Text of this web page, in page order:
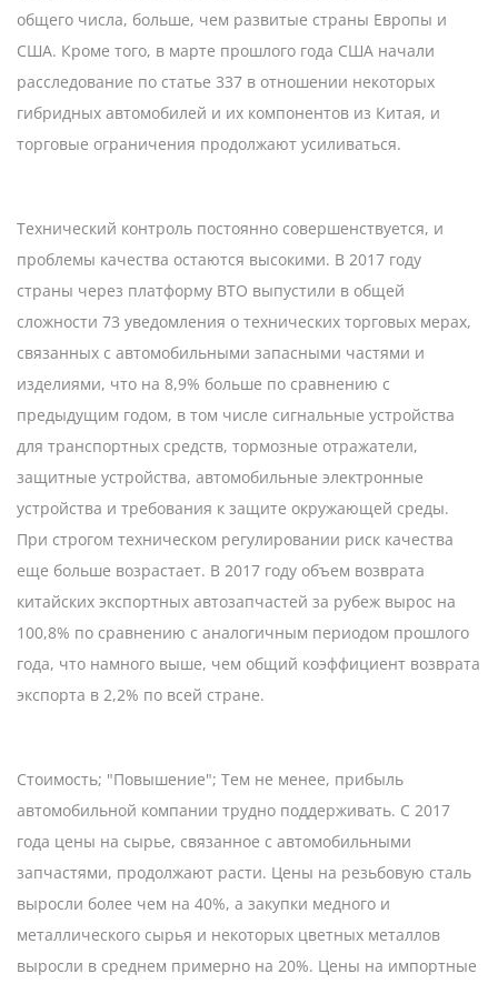
общего числа, больше, чем развитые страны Европы и
США. Кроме того, в марте прошлого года США начали
расследование по статье 337 в отношении некоторых
гибридных автомобилей и их компонентов из Китая, и
торговые ограничения продолжают усиливаться.
Технический контроль постоянно совершенствуется, и
проблемы качества остаются высокими. В 2017 году
страны через платформу ВТО выпустили в общей
сложности 73 уведомления о технических торговых мерах,
связанных с автомобильными запасными частями и
изделиями, что на 8,9% больше по сравнению с
предыдущим годом, в том числе сигнальные устройства
для транспортных средств, тормозные отражатели,
защитные устройства, автомобильные электронные
устройства и требования к защите окружающей среды.
При строгом техническом регулировании риск качества
еще больше возрастает. В 2017 году объем возврата
китайских экспортных автозапчастей за рубеж вырос на
100,8% по сравнению с аналогичным периодом прошлого
года, что намного выше, чем общий коэффициент возврата
экспорта в 2,2% по всей стране.
Стоимость; "Повышение"; Тем не менее, прибыль
автомобильной компании трудно поддерживать. С 2017
года цены на сырье, связанное с автомобильными
запчастями, продолжают расти. Цены на резьбовую сталь
выросли более чем на 40%, а закупки медного и
металлического сырья и некоторых цветных металлов
выросли в среднем примерно на 20%. Цены на импортные